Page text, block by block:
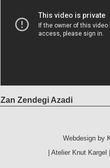
Zan Zendegi Azadi
Webdesign by
|Atelier Knut Kargel